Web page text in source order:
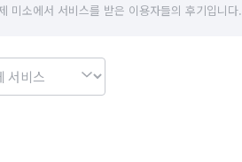
미소에서 서비스를 받은 이용자들의 후기입니다.